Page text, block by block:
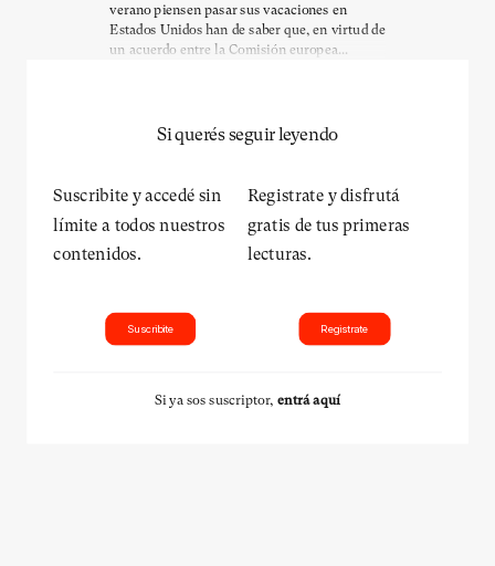
verano piensen pasar sus vacaciones en
Estados Unidos han de saber que, en virtud de
un acuerdo entre la Comisión europea...
Si querés seguir leyendo
Suscribite y accedé sin
límite a todos nuestros
contenidos.
Suscribite
Registrate y disfrutá
gratis de tus primeras
lecturas.
Registrate
Si ya sos suscriptor, entrá aquí